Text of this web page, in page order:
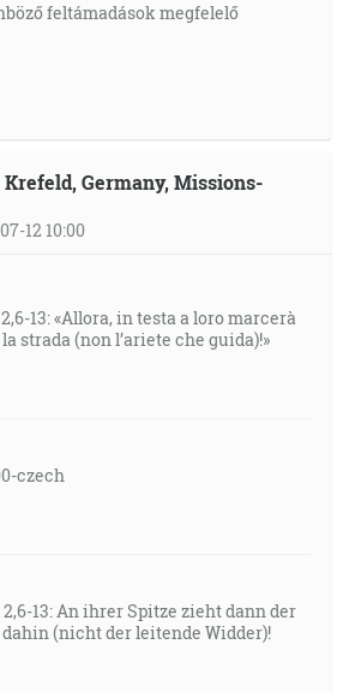
feltámadások megfelelő
Krefeld, Germany, Missions-
12 10:00
13: «Allora, in testa a loro marcerà
strada (non l’ariete che guida)!»
czech
13: An ihrer Spitze zieht dann der
(nicht der leitende Widder)!